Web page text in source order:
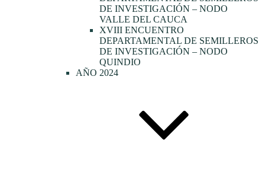
DE INVESTIGACIÓN – NODO
VALLE DEL CAUCA
XVIII ENCUENTRO
DEPARTAMENTAL DE SEMILLEROS
DE INVESTIGACIÓN – NODO
QUINDIO
AÑO 2024